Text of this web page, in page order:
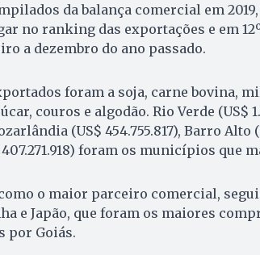
da balança comercial em 2019,
no ranking das exportações e em
a dezembro do ano passado.
foram a soja, carne bovina,
couros e algodão. Rio Verde (US$
(US$ 454.755.817), Barro Alto
foram os municípios que
o maior parceiro comercial,
e Japão, que foram os maiores
por Goiás.